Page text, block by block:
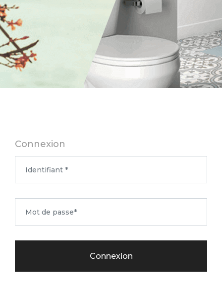
Connexion
Connexion